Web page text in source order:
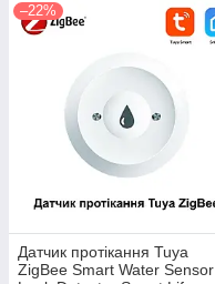
–22%
Датчик протікання Tuya
ZigBee Smart Water Sensor